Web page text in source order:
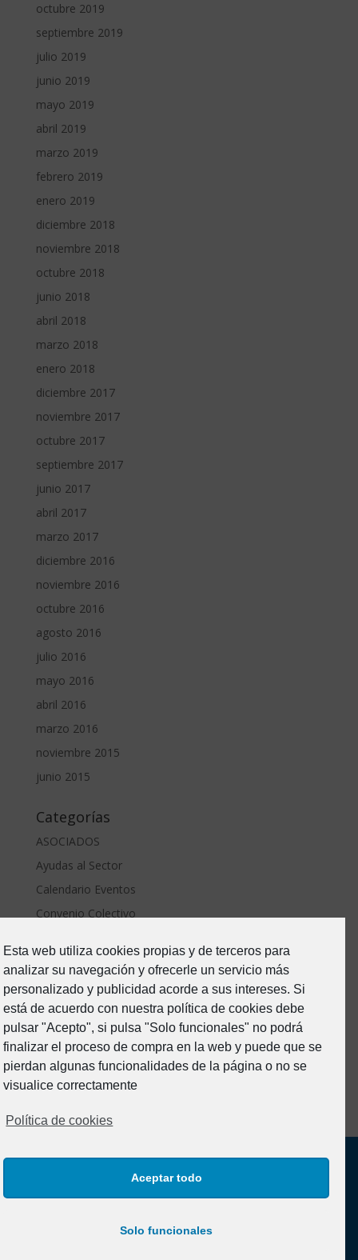
Esta web utiliza cookies propias y de terceros para
analizar su navegación y ofrecerle un servicio más
personalizado y publicidad acorde a sus intereses. Si
está de acuerdo con nuestra política de cookies debe
pulsar "Acepto", si pulsa "Solo funcionales" no podrá
finalizar el proceso de compra en la web y puede que se
pierdan algunas funcionalidades de la página o no se
visualice correctamente
Política de cookies
Aceptar todo
Solo funcionales
octubre 2019
septiembre 2019
julio 2019
junio 2019
mayo 2019
abril 2019
marzo 2019
febrero 2019
enero 2019
diciembre 2018
noviembre 2018
octubre 2018
junio 2018
abril 2018
marzo 2018
enero 2018
diciembre 2017
noviembre 2017
octubre 2017
septiembre 2017
junio 2017
abril 2017
marzo 2017
diciembre 2016
noviembre 2016
octubre 2016
agosto 2016
julio 2016
mayo 2016
abril 2016
marzo 2016
noviembre 2015
junio 2015
Categorías
ASOCIADOS
Ayudas al Sector
Calendario Eventos
Convenio Colectivo
Estado de Alarma-Covid19
Formacion
Junta Directiva
Noticias
Prevención de riesgos
Sin categoría